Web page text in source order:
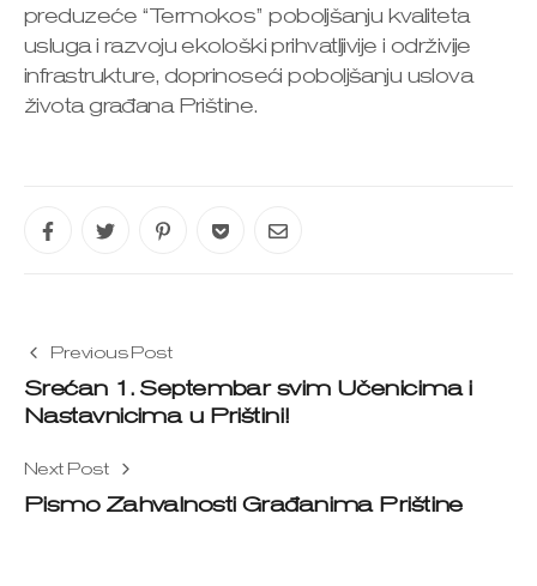
preduzeće “Termokos” poboljšanju kvaliteta
usluga i razvoju ekološki prihvatljivije i održivije
infrastrukture, doprinoseći poboljšanju uslova
života građana Prištine.
Previous Post
Srećan 1. Septembar svim Učenicima i
Nastavnicima u Prištini!
Next Post
Pismo Zahvalnosti Građanima Prištine